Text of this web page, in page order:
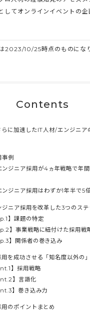
してオンラインイベントの企
2023/10/25時点のものにな
Contents
らに加速したIT人材/エンジニア
例
ンジニア採用が4ヵ年戦略で年
ンジニア採用はわずか1年半で5
ニア採用を改革した3つのステ
】課題の特定
】事業戦略に紐付けた採用戦
】関係者の巻き込み
を成功させる「知名度以外の
】採用戦略
】言語化
】巻き込み力
のポイントまとめ